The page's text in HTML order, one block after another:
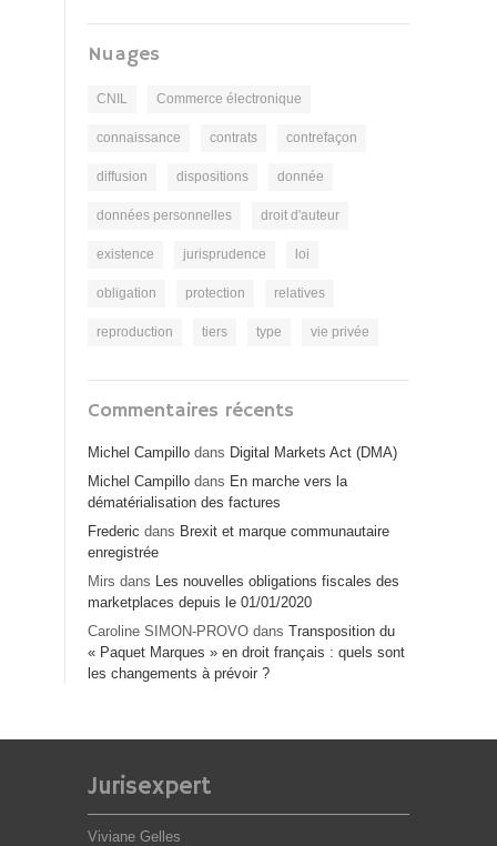
Nuages
CNIL Commerce électronique
connaissance contrats contrefaçon
diffusion dispositions donnée
données personnelles droit d'auteur
existence jurisprudence loi
obligation protection relatives
reproduction tiers type vie privée
Commentaires récents
Michel Campillo dans Digital Markets Act (DMA)
Michel Campillo dans En marche vers la
dématérialisation des factures
Frederic dans Brexit et marque communautaire
enregistrée
Mirs dans Les nouvelles obligations fiscales des
marketplaces depuis le 01/01/2020
Caroline SIMON-PROVO dans Transposition du
« Paquet Marques » en droit français : quels sont
les changements à prévoir ?
Jurisexpert
Viviane Gelles